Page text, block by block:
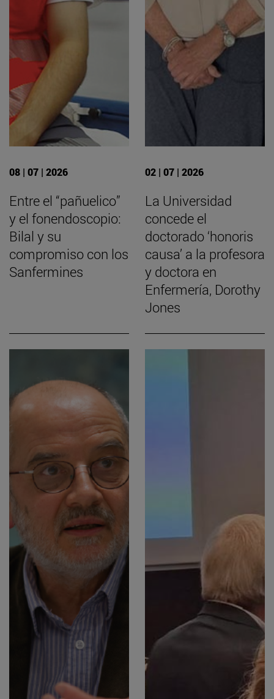
08 | 07 | 2026
Entre el “pañuelico”
y el fonendoscopio:
Bilal y su
compromiso con los
Sanfermines
02 | 07 | 2026
La Universidad
concede el
doctorado ‘honoris
causa’ a la profesora
y doctora en
Enfermería, Dorothy
Jones